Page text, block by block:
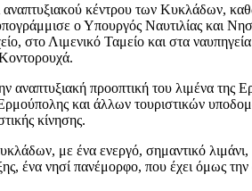
κέντρου των Κυκλάδων,
ο Υπουργός Ναυτιλίας και
στο Λιμενικό Ταμείο και στα
αναπτυξιακή προοπτική του λιμένα
και άλλων τουριστικών
κίνησης.
με ένα ενεργό, σημαντικό λιμάνι,
ένα νησί πανέμορφο, που έχει όμως